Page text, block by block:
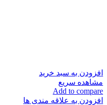
افزودن به سبد خرید
مشاهده سریع
Add to compare
افزودن به علاقه مندی ها